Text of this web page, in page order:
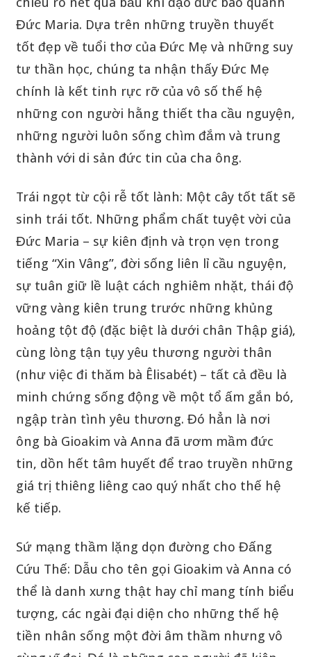
Đức Maria. Dựa trên những truyền thuyết
tốt đẹp về tuổi thơ của Đức Mẹ và những suy
tư thần học, chúng ta nhận thấy Đức Mẹ
chính là kết tinh rực rỡ của vô số thế hệ
những con người hằng thiết tha cầu nguyện,
những người luôn sống chìm đắm và trung
thành với di sản đức tin của cha ông.
Trái ngọt từ cội rễ tốt lành: Một cây tốt tất sẽ
sinh trái tốt. Những phẩm chất tuyệt vời của
Đức Maria – sự kiên định và trọn vẹn trong
tiếng “Xin Vâng”, đời sống liên lỉ cầu nguyện,
sự tuân giữ lề luật cách nghiêm nhặt, thái độ
vững vàng kiên trung trước những khủng
hoảng tột độ (đặc biệt là dưới chân Thập giá),
cùng lòng tận tụy yêu thương người thân
(như việc đi thăm bà Êlisabét) – tất cả đều là
minh chứng sống động về một tổ ấm gắn bó,
ngập tràn tình yêu thương. Đó hẳn là nơi
ông bà Gioakim và Anna đã ươm mầm đức
tin, dồn hết tâm huyết để trao truyền những
giá trị thiêng liêng cao quý nhất cho thế hệ
kế tiếp.
Sứ mạng thầm lặng dọn đường cho Đấng
Cứu Thế: Dẫu cho tên gọi Gioakim và Anna có
thể là danh xưng thật hay chỉ mang tính biểu
tượng, các ngài đại diện cho những thế hệ
tiền nhân sống một đời âm thầm nhưng vô